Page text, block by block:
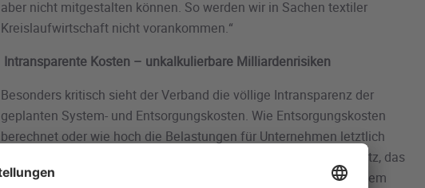
aber nicht mitgestalten können. So werden wir in Sachen textiler
Kreislaufwirtschaft nicht vorankommen.“
Intransparente Kosten – unkalkulierbare Milliardenrisiken
Besonders kritisch sieht der Verband die völlige Intransparenz der
geplanten System- und Entsorgungskosten. Wie Entsorgungskosten
berechnet oder wie hoch die Belastungen für Unternehmen letztlich
: „Ein Gesetz, das
Milliarden kosten kann, ohne die Kosten zu beziffern, wäre in jedem